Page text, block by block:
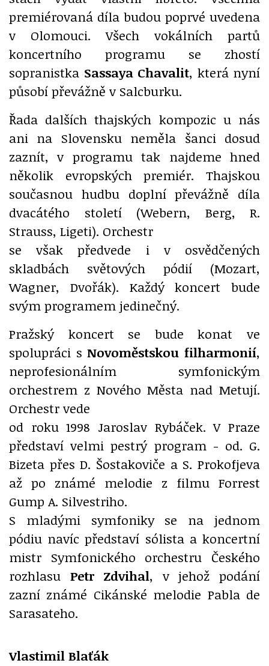
premiérovaná díla budou poprvé uvedena
v Olomouci. Všech vokálních partů
koncertního programu se zhostí
sopranistka Sassaya Chavalit, která nyní
působí převážně v Salcburku.
Řada dalších thajských kompozic u nás
ani na Slovensku neměla šanci dosud
zaznít, v programu tak najdeme hned
několik evropských premiér. Thajskou
současnou hudbu doplní převážně díla
dvacátého století (Webern, Berg, R.
Strauss, Ligeti). Orchestr
se však předvede i v osvědčených
skladbách světových pódií (Mozart,
Wagner, Dvořák). Každý koncert bude
svým programem jedinečný.
Pražský koncert se bude konat ve
spolupráci sNovoměstskou filharmonií,
neprofesionálním symfonickým
orchestrem z Nového Města nad Metují.
Orchestr vede
od roku 1998 Jaroslav Rybáček. V Praze
představí velmi pestrý program - od. G.
Bizeta přes D. Šostakoviče a S. Prokofjeva
až po známé melodie z filmu Forrest
Gump A. Silvestriho.
S mladými symfoniky se na jednom
pódiu navíc představí sólista a koncertní
mistr Symfonického orchestru Českého
rozhlasu Petr Zdvihal, v jehož podání
zazní známé Cikánské melodie Pabla de
Sarasateho.
Vlastimil Blaťák